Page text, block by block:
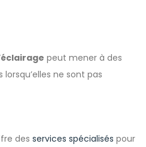
peut mener à des
ne sont pas
des services spécialisés pour